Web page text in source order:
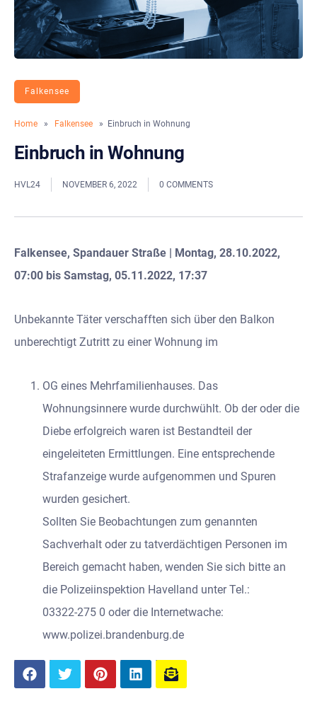
Falkensee
Home » Falkensee » Einbruch in Wohnung
Einbruch in Wohnung
HVL24 NOVEMBER 6, 2022 0 COMMENTS
Falkensee, Spandauer Straße | Montag, 28.10.2022,
07:00 bis Samstag, 05.11.2022, 17:37
Unbekannte Täter verschafften sich über den Balkon
unberechtigt Zutritt zu einer Wohnung im
OG eines Mehrfamilienhauses. Das
Wohnungsinnere wurde durchwühlt. Ob der oder die
Diebe erfolgreich waren ist Bestandteil der
eingeleiteten Ermittlungen. Eine entsprechende
Strafanzeige wurde aufgenommen und Spuren
wurden gesichert.
Sollten Sie Beobachtungen zum genannten
Sachverhalt oder zu tatverdächtigen Personen im
Bereich gemacht haben, wenden Sie sich bitte an
die Polizeiinspektion Havelland unter Tel.:
03322-275 0 oder die Internetwache:
www.polizei.brandenburg.de